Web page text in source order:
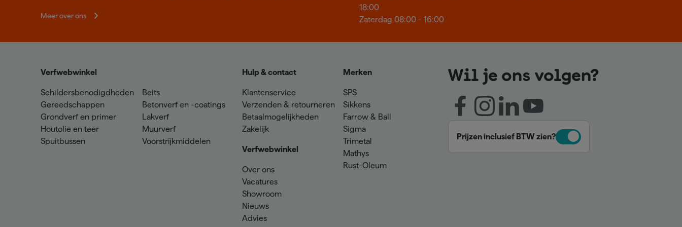
Meer over ons
18:00
Zaterdag 08:00 - 16:00
Verfwebwinkel
Schildersbenodigdheden
Gereedschappen
Grondverf en primer
Houtolie en teer
Spuitbussen
Beits
Betonverf en -coatings
Lakverf
Muurverf
Voorstrijkmiddelen
Hulp & contact
Klantenservice
Verzenden & retourneren
Betaalmogelijkheden
Zakelijk
Verfwebwinkel
Over ons
Vacatures
Showroom
Nieuws
Advies
Merken
SPS
Sikkens
Farrow & Ball
Sigma
Trimetal
Mathys
Rust-Oleum
Wil je ons volgen?
Prijzen inclusief BTW zien?